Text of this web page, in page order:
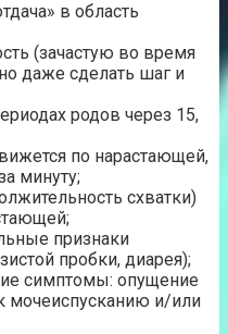
в область
(зачастую во время
даже сделать шаг и
родов через 15,
по нарастающей,
минуту;
схватки)
признаки
пробки, диарея);
симптомы: опущение
мочеиспусканию и/или